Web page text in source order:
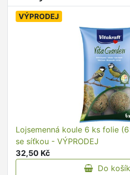
VÝPRODEJ
Lojsemenná koule 6 ks folie
se síťkou - VÝPRODEJ
32,50 Kč
Do